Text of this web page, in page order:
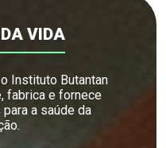
VIDA
Instituto Butantan
fabrica e fornece
a saúde da